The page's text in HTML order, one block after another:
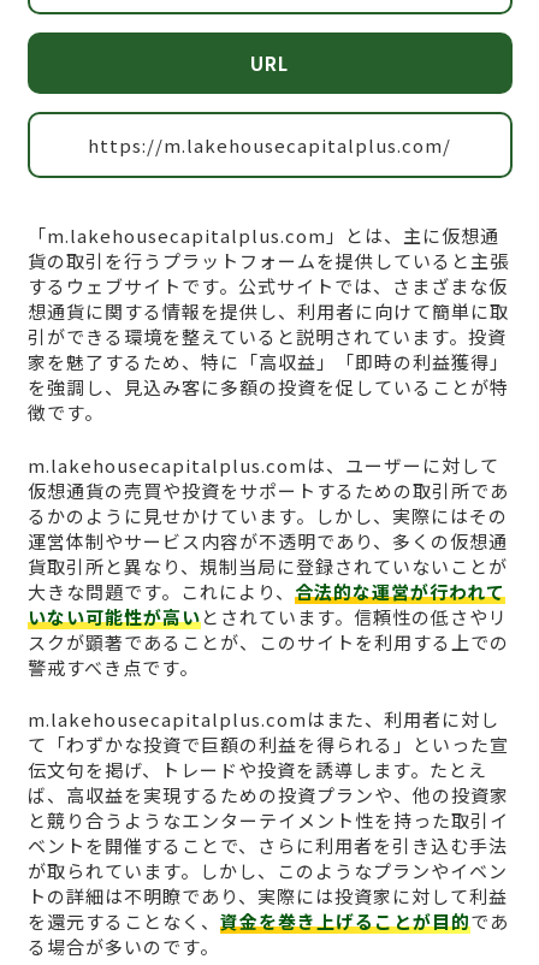
URL
https://m.lakehousecapitalplus.com/
「m.lakehousecapitalplus.com」とは、主に仮想通
貨の取引を行うプラットフォームを提供していると主張
するウェブサイトです。公式サイトでは、さまざまな仮
想通貨に関する情報を提供し、利用者に向けて簡単に取
引ができる環境を整えていると説明されています。投資
家を魅了するため、特に「高収益」「即時の利益獲得」
を強調し、見込み客に多額の投資を促していることが特
徴です。
m.lakehousecapitalplus.comは、ユーザーに対して
仮想通貨の売買や投資をサポートするための取引所であ
るかのように見せかけています。しかし、実際にはその
運営体制やサービス内容が不透明であり、多くの仮想通
貨取引所と異なり、規制当局に登録されていないことが
大きな問題です。これにより、 合法的な運営が行われて
いない可能性が高いとされています。信頼性の低さやリ
スクが顕著であることが、このサイトを利用する上での
警戒すべき点です。
m.lakehousecapitalplus.comはまた、利用者に対し
て「わずかな投資で巨額の利益を得られる」といった宣
伝文句を掲げ、トレードや投資を誘導します。たとえ
ば、高収益を実現するための投資プランや、他の投資家
と競り合うようなエンターテイメント性を持った取引イ
ベントを開催することで、さらに利用者を引き込む手法
が取られています。しかし、このようなプランやイベン
トの詳細は不明瞭であり、実際には投資家に対して利益
を還元することなく、 資金を巻き上げることが目的であ
る場合が多いのです。